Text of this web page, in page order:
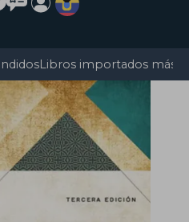
Libros importados más